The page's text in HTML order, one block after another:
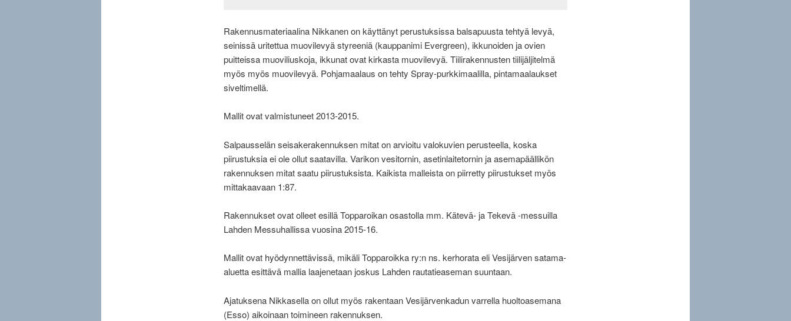
Rakennusmateriaalina Nikkanen on käyttänyt perustuksissa balsapuusta tehtyä levyä,
seinissä uritettua muovilevyä styreeniä (kauppanimi Evergreen), ikkunoiden ja ovien
puitteissa muoviliuskoja, ikkunat ovat kirkasta muovilevyä. Tiilirakennusten tiilijäljitelmä
myös myös muovilevyä. Pohjamaalaus on tehty Spray-purkkimaalilla, pintamaalaukset
siveltimellä.
Mallit ovat valmistuneet 2013-2015.
Salpausselän seisakerakennuksen mitat on arvioitu valokuvien perusteella, koska
piirustuksia ei ole ollut saatavilla. Varikon vesitornin, asetinlaitetornin ja asemapäällikön
rakennuksen mitat saatu piirustuksista. Kaikista malleista on piirretty piirustukset myös
mittakaavaan 1:87.
Rakennukset ovat olleet esillä Topparoikan osastolla mm. Kätevä- ja Tekevä -messuilla
Lahden Messuhallissa vuosina 2015-16.
Mallit ovat hyödynnettävissä, mikäli Topparoikka ry:n ns. kerhorata eli Vesijärven satama-
aluetta esittävä mallia laajenetaan joskus Lahden rautatieaseman suuntaan.
Ajatuksena Nikkasella on ollut myös rakentaan Vesijärvenkadun varrella huoltoasemana
(Esso) aikoinaan toimineen rakennuksen.